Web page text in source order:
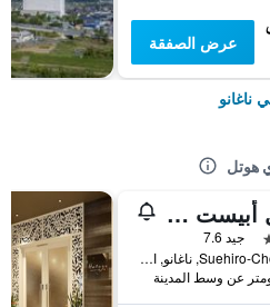
عرض الصفقة
ناغانو
هوتل
هوتل أبيست ناجانو اكاماي
جيد 7.6
1362 Suehiro-Cho, ناغانو, اليابان